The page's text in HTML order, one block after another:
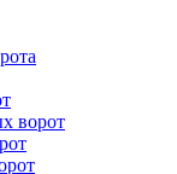
ворот